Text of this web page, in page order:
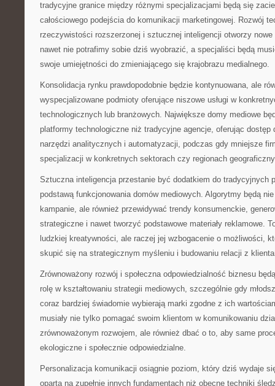
tradycyjne granice między różnymi specjalizacjami będą się
całościowego podejścia do komunikacji marketingowej. Rozwój
rzeczywistości rozszerzonej i sztucznej inteligencji otworzy
nawet nie potrafimy sobie dziś wyobrazić, a specjaliści będą
swoje umiejętności do zmieniającego się krajobrazu medialnego.
Konsolidacja rynku prawdopodobnie będzie kontynuowana, ale
wyspecjalizowane podmioty oferujące niszowe usługi w
technologicznych lub branżowych. Największe domy mediowe
platformy technologiczne niż tradycyjne agencje, oferując dostęp
narzędzi analitycznych i automatyzacji, podczas gdy mniejsze
specjalizacji w konkretnych sektorach czy regionach
Sztuczna inteligencja przestanie być dodatkiem do tradycyjnych
podstawą funkcjonowania domów mediowych. Algorytmy będą
kampanie, ale również przewidywać trendy konsumenckie,
strategiczne i nawet tworzyć podstawowe materiały reklamowe.
ludzkiej kreatywności, ale raczej jej wzbogacenie o możliwości,
skupić się na strategicznym myśleniu i budowaniu relacji z
Zrównoważony rozwój i społeczna odpowiedzialność biznesu
rolę w kształtowaniu strategii mediowych, szczególnie gdy
coraz bardziej świadomie wybierają marki zgodne z ich
musiały nie tylko pomagać swoim klientom w komunikowaniu
zrównoważonym rozwojem, ale również dbać o to, aby same
ekologiczne i społecznie odpowiedzialne.
Personalizacja komunikacji osiągnie poziom, który dziś wydaje
oparta na zupełnie innych fundamentach niż obecne techniki